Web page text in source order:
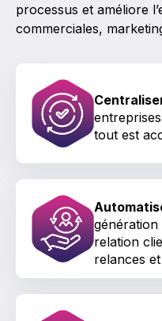
processus et améliore
commerciales,
tout est
génération
relation
relances